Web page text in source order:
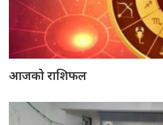
आजको राशिफल